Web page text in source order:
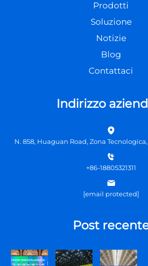
Prodotti
Soluzione
Notizie
Blog
Contattaci
Indirizzo
N. 858, Huaguan Road, Zona
+86-18805321311
[email protected]
Post